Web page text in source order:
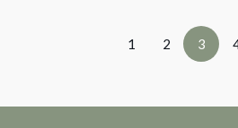
1 2 3